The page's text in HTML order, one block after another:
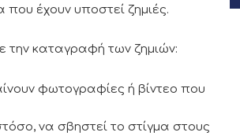
έχουν υποστεί ζημιές.
την καταγραφή των ζημιών:
φωτογραφίες ή βίντεο που
να σβηστεί το στίγμα στους